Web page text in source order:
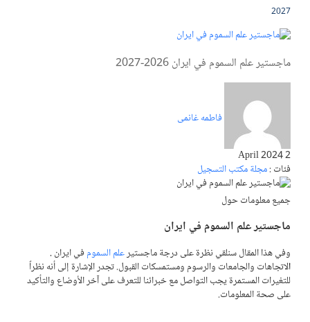
2027
ماجستير علم السموم في ايران 2026-2027
فاطمه غانمی
2 April 2024
فئات :مجلة مكتب التسجيل
جميع معلومات حول
ماجستير علم السموم في ايران
وفي هذا المقال سنلقي نظرة على درجة ماجستيرعلم السمومفي ايران .
الاتجاهات والجامعات والرسوم ومستمسكات القبول. تجدر الإشارة إلى أنه نظراً
للتغيرات المستمرة يجب التواصل مع خبرائنا للتعرف على آخر الأوضاع والتأكيد
على صحة المعلومات.